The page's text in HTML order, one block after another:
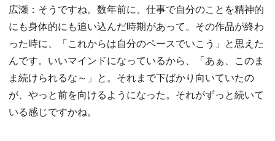
広瀬：そうですね。数年前に、仕事で自分のことを精神的
にも身体的にも追い込んだ時期があって。その作品が終わ
った時に、「これからは自分のペースでいこう」と思えた
んです。いいマインドになっているから、「あぁ、このま
ま続けられるな～」と。それまで下ばかり向いていたの
が、やっと前を向けるようになった。それがずっと続いて
いる感じですかね。